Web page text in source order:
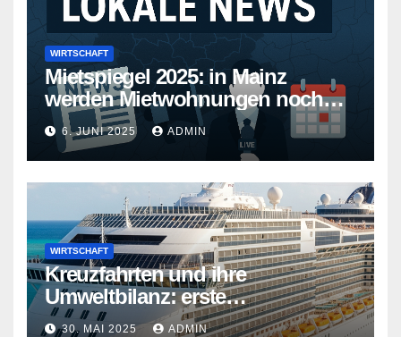
WIRTSCHAFT
Mietspiegel 2025: in Mainz
werden Mietwohnungen noch
teurer
6. JUNI 2025 ADMIN
WIRTSCHAFT
Kreuzfahrten und ihre
Umweltbilanz: erste
Kreuzfahrtschiffe gehen neue
30. MAI 2025 ADMIN